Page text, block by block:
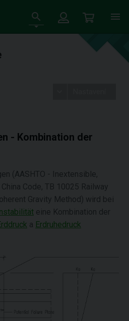
- Kombination der
(AASHTO - Inextensible,
Code, TB 10025 Railway
Gravity Method) wird bei
eine Kombination der
a Erdruhedruck